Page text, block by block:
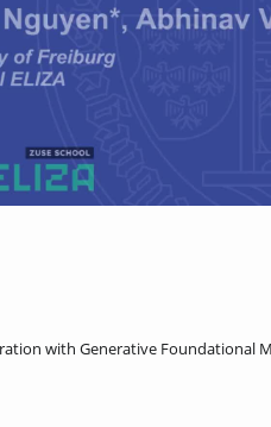
with Generative Foundational